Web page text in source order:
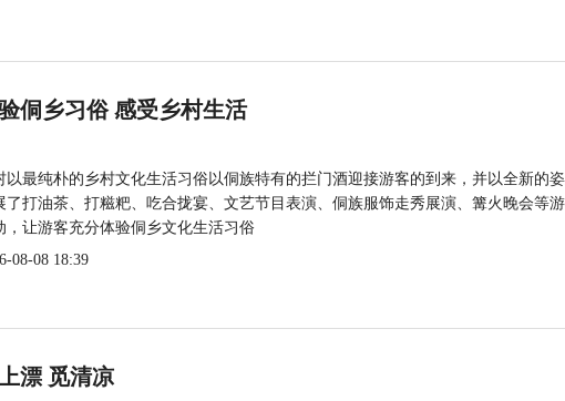
侗乡习俗 感受乡村生活
以最纯朴的乡村文化生活习俗以侗族特有的拦门酒迎接游客的到来，并以全新的
了打油茶、打糍粑、吃合拢宴、文艺节目表演、侗族服饰走秀展演、篝火晚会等
，让游客充分体验侗乡文化生活习俗
08-08 18:39
漂 觅清凉